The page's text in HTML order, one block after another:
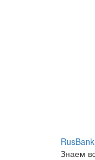
Знаем